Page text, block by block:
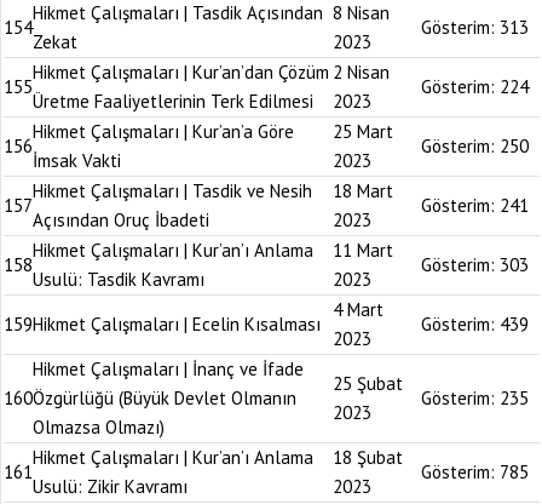
154
Hikmet Çalışmaları | Tasdik Açısından
Zekat
8 Nisan
2023
Gösterim: 313
155
Hikmet Çalışmaları | Kur’an’dan Çözüm
Üretme Faaliyetlerinin Terk Edilmesi
2 Nisan
2023
Gösterim: 224
156
Hikmet Çalışmaları | Kur’an’a Göre
İmsak Vakti
25 Mart
2023
Gösterim: 250
157
Hikmet Çalışmaları | Tasdik ve Nesih
Açısından Oruç İbadeti
18 Mart
2023
Gösterim: 241
158
Hikmet Çalışmaları | Kur’an’ı Anlama
Usulü: Tasdik Kavramı
11 Mart
2023
Gösterim: 303
159Hikmet Çalışmaları | Ecelin Kısalması
4 Mart
2023
Gösterim: 439
160
Hikmet Çalışmaları | İnanç ve İfade
Özgürlüğü (Büyük Devlet Olmanın
Olmazsa Olmazı)
25 Şubat
2023
Gösterim: 235
161
Hikmet Çalışmaları | Kur’an’ı Anlama
Usulü: Zikir Kavramı
18 Şubat
2023
Gösterim: 785